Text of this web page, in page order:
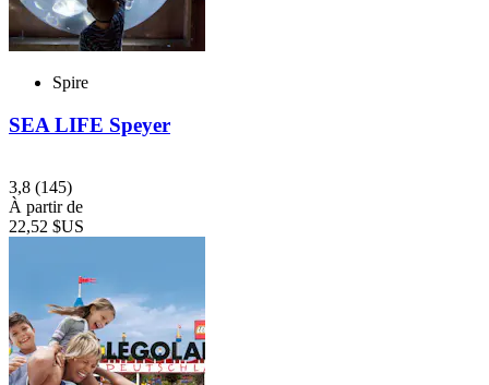
Spire
SEA LIFE Speyer
3,8 (145)
À partir de
22,52 $US